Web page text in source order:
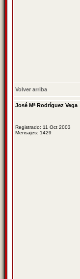
Volver arriba
José Mª Rodríguez Vega
Registrado: 11 Oct 2003
Mensajes: 1429